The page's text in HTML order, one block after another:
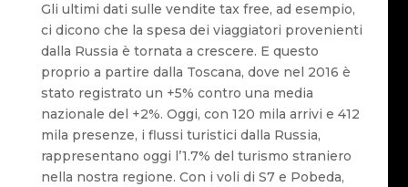
Gli ultimi dati sulle vendite tax free, ad esempio,
ci dicono che la spesa dei viaggiatori provenienti
dalla Russia è tornata a crescere. E questo
proprio a partire dalla Toscana, dove nel 2016 è
stato registrato un +5% contro una media
nazionale del +2%. Oggi, con 120 mila arrivi e 412
mila presenze, i flussi turistici dalla Russia,
rappresentano oggi l’1.7% del turismo straniero
nella nostra regione. Con i voli di S7 e Pobeda,